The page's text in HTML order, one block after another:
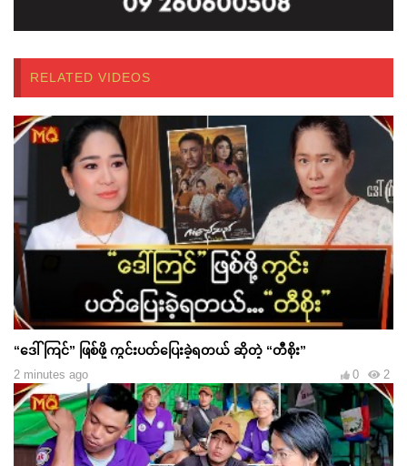
RELATED VIDEOS
“ဒေါ်ကြင်” ဖြစ်ဖို့ ကွင်းပတ်ပြေးခဲ့ရတယ် ဆိုတဲ့ “တီစိုး”
2 minutes ago 2
0